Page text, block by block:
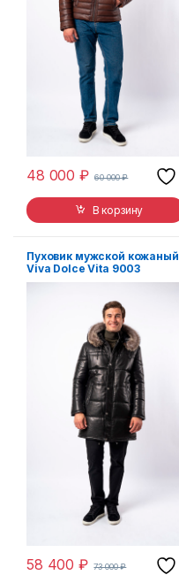
48 000₽ 60 000₽
В корзину
Пуховик мужской кожаный
Viva Dolce Vita 9003
58 400₽ 73 000₽